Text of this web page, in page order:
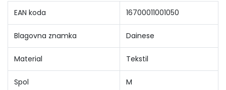
EAN koda 16700011001050
Blagovna znamka Dainese
Material Tekstil
Spol M